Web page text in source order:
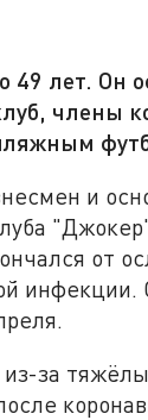
49 лет. Он
члены
и
от
инфекции.
за